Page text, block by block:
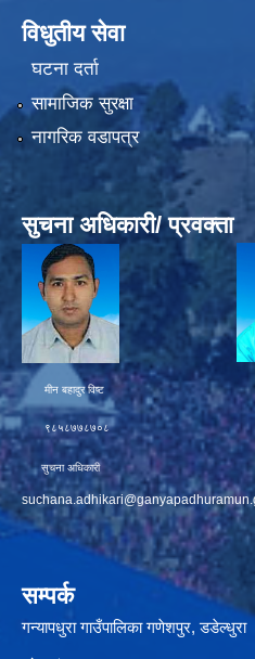
विधुतीय सेवा
घटना दर्ता
सामाजिक सुरक्षा
नागरिक वडापत्र
सुचना अधिकारी/ प्रवक्ता
मीन बहादुर विष्ट चक्र
९८५८७७८७०८
सुचना अधिकारी
सम्पर्क
गन्यापधुरा गाउँपालिका गणेशपुर, डडेल्धुरा